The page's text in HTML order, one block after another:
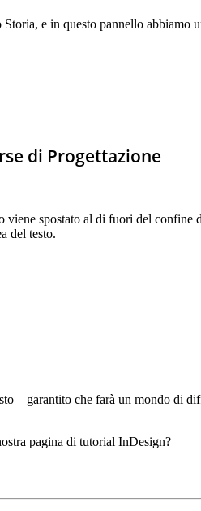
e in questo pannello abbiamo
di Progettazione
spostato al di fuori del confine
del testo.
che farà un mondo di
pagina di tutorial InDesign?